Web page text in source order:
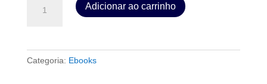
quantidade
Adicionar ao carrinho
Categoria: Ebooks